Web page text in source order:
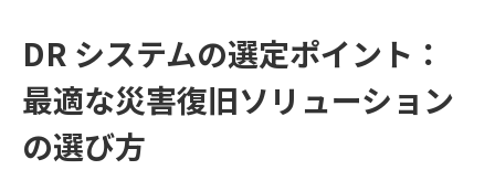
り上げます。また、RPOとRTOが時
間の経過とともにどのように発展す
るのかや、BCPの策定においてなぜR
DR システムの選定ポイント：
最適な災害復旧ソリューション
の選び方